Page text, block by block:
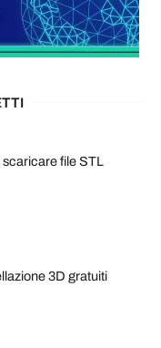
scaricare file STL
3D gratuiti